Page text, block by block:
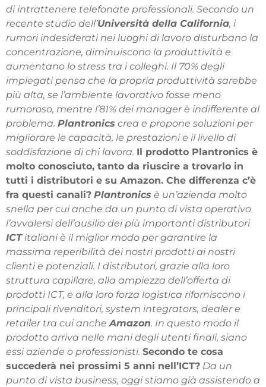
di intrattenere telefonate professionali. Secondo un
recente studio dell’Università della California, i
rumori indesiderati nei luoghi di lavoro disturbano la
concentrazione, diminuiscono la produttività e
aumentano lo stress tra i colleghi. Il 70% degli
impiegati pensa che la propria produttività sarebbe
più alta, se l’ambiente lavorativo fosse meno
rumoroso, mentre l’81% dei manager è indifferente al
problema. Plantronics crea e propone soluzioni per
migliorare le capacità, le prestazioni e il livello di
soddisfazione di chi lavora. Il prodotto Plantronics è
molto conosciuto, tanto da riuscire a trovarlo in
tutti i distributori e su Amazon. Che differenza c’è
fra questi canali? Plantronics è un’azienda molto
snella per cui anche da un punto di vista operativo
l’avvalersi dell’ausilio dei più importanti distributori
ICTitaliani è il miglior modo per garantire la
massima reperibilità dei nostri prodotti ai nostri
clienti e potenziali. I distributori, grazie alla loro
struttura capillare, alla ampiezza dell’offerta di
prodotti ICT, e alla loro forza logistica riforniscono i
principali rivenditori, system integrators, dealer e
retailer tra cui ancheAmazon. In questo modo il
prodotto arriva nelle mani degli utenti finali, siano
essi aziende o professionisti. Secondo te cosa
succederà nei prossimi 5 anni nell’ICT? Da un
punto di vista business, oggi stiamo già assistendo a